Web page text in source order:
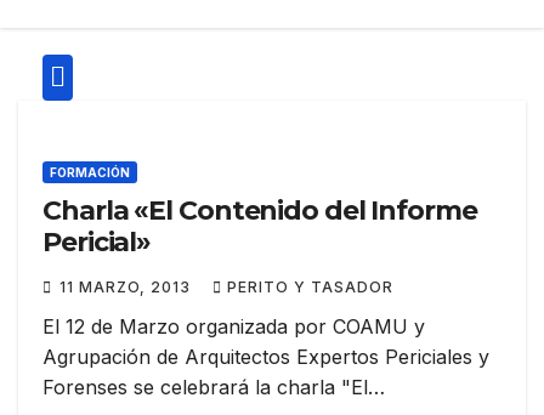
FORMACIÓN
Charla «El Contenido del Informe
Pericial»
11 MARZO, 2013 PERITO Y TASADOR
El 12 de Marzo organizada por COAMU y
Agrupación de Arquitectos Expertos Periciales y
Forenses se celebrará la charla "El…